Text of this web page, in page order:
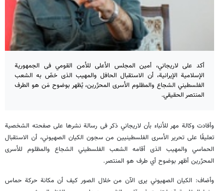
أکد علی لاریجاني، أمین المجلس الأعلى للأمن القومي فی الجمهوریة
الإسلامیة الإیرانیة، أن الاستقبال الحافل والمهیب الذی خصّ به الشعب
الفلسطیني الشجاع والمظلوم الأسرى المحرَّرین، یُظهر بوضوح مَن هو الطرف
المنتصر الحقیقي.
وأفادت وکالة مهر للأنباء بأن لاریجاني ذکر فی رسالة نشرها على صفحته الشخصیة
تعلیقًا على تحریر الأسرى الفلسطینیین من سجون الکیان الصهيوني، أن الاستقبال
الحماسي والمهیب الذی أقامه الشعب الفلسطيني الشجاع والمظلوم للأسرى
المحرَّرین أظهر بوضوح أي طرف هو المنتصر.
وأضاف: الکیان الصهيوني یرى الآن من خلال الصور کیف أن مکانة حرکة حماس